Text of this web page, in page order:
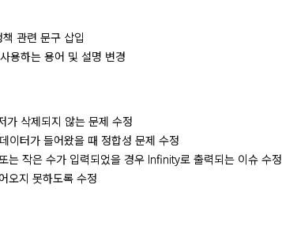
관련 문구 삽입
용하는 용어 및 설명 변경
삭제되지 않는 문제 수정
이터가 들어왔을 때 정합성 문제 수정
는 작은 수가 입력되었을 경우 Infinity로 출력되는 이슈 수정
오지 못하도록 수정